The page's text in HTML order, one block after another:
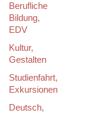
Berufliche
Bildung,
EDV
Kultur,
Gestalten
Studienfahrt,
Exkursionen
Deutsch,